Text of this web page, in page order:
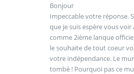
Bonjour
Impeccable votre réponse.
que je suis espère vous
comme 2ième lanque
le souhaite de tout coeur
votre indépendance. Le
tombé ! Pourquoi pas ce